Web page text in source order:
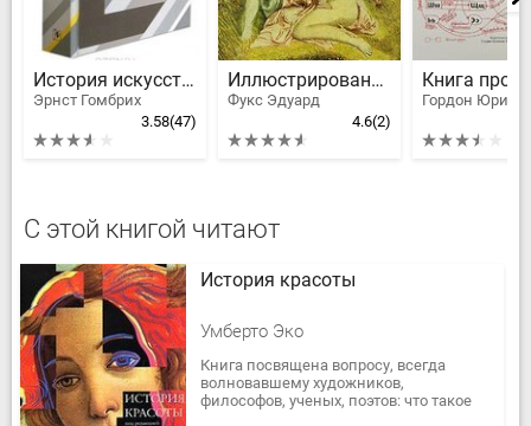
История искусства
Эрнст Гомбрих
3.58(47)
Иллюстрированная история эротического искусства
Фукс Эдуард
4.6(2)
Гордон Юрий
С этой книгой читают
История красоты
Умберто Эко
Книга посвящена вопросу, всегда
волновавшему художников,
философов, ученых, поэтов: что такое